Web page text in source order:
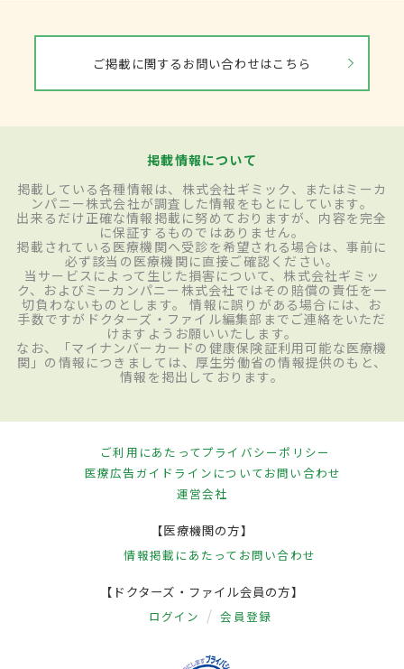
ご掲載に関するお問い合わせはこちら
掲載情報について
掲載している各種情報は、株式会社ギミック、またはミーカ
ンパニー株式会社が調査した情報をもとにしています。
出来るだけ正確な情報掲載に努めておりますが、内容を完全
に保証するものではありません。
掲載されている医療機関へ受診を希望される場合は、事前に
必ず該当の医療機関に直接ご確認ください。
当サービスによって生じた損害について、株式会社ギミッ
ク、およびミーカンパニー株式会社ではその賠償の責任を一
切負わないものとします。 情報に誤りがある場合には、お
手数ですがドクターズ・ファイル編集部までご連絡をいただ
けますようお願いいたします。
なお、「マイナンバーカードの健康保険証利用可能な医療機
関」の情報につきましては、厚生労働省の情報提供のもと、
情報を掲出しております。
ご利用にあたってプライバシーポリシー
医療広告ガイドラインについてお問い合わせ
運営会社
【医療機関の方】
情報掲載にあたって お問い合わせ
【ドクターズ・ファイル会員の方】
ログイン 会員登録